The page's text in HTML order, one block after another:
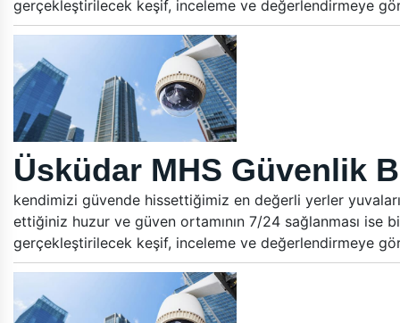
gerçekleştirilecek keşif, inceleme ve değerlendirmeye
Üsküdar MHS Güvenlik
kendimizi güvende hissettiğimiz en değerli yerler
ettiğiniz huzur ve güven ortamının 7/24 sağlanması
gerçekleştirilecek keşif, inceleme ve değerlendirmeye